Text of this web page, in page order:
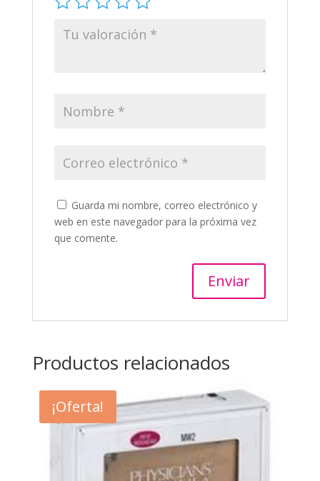
Guarda mi nombre, correo electrónico y
web en este navegador para la próxima vez
que comente.
Productos relacionados
¡Oferta!